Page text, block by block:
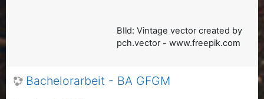
BIld: Vintage vector created by
pch.vector - www.freepik.com
Bachelorarbeit - BA GFGM